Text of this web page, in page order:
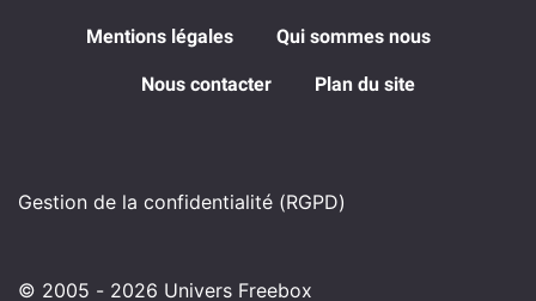
Mentions légales Qui sommes nous
Nous contacter Plan du site
Gestion de la confidentialité (RGPD)
© 2005 - 2026 Univers Freebox